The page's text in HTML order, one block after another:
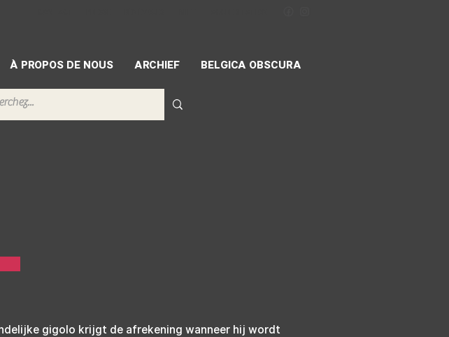
À PROPOS DE NOUS ARCHIEF BELGICA OBSCURA
gigolo krijgt de afrekening wanneer hij wordt